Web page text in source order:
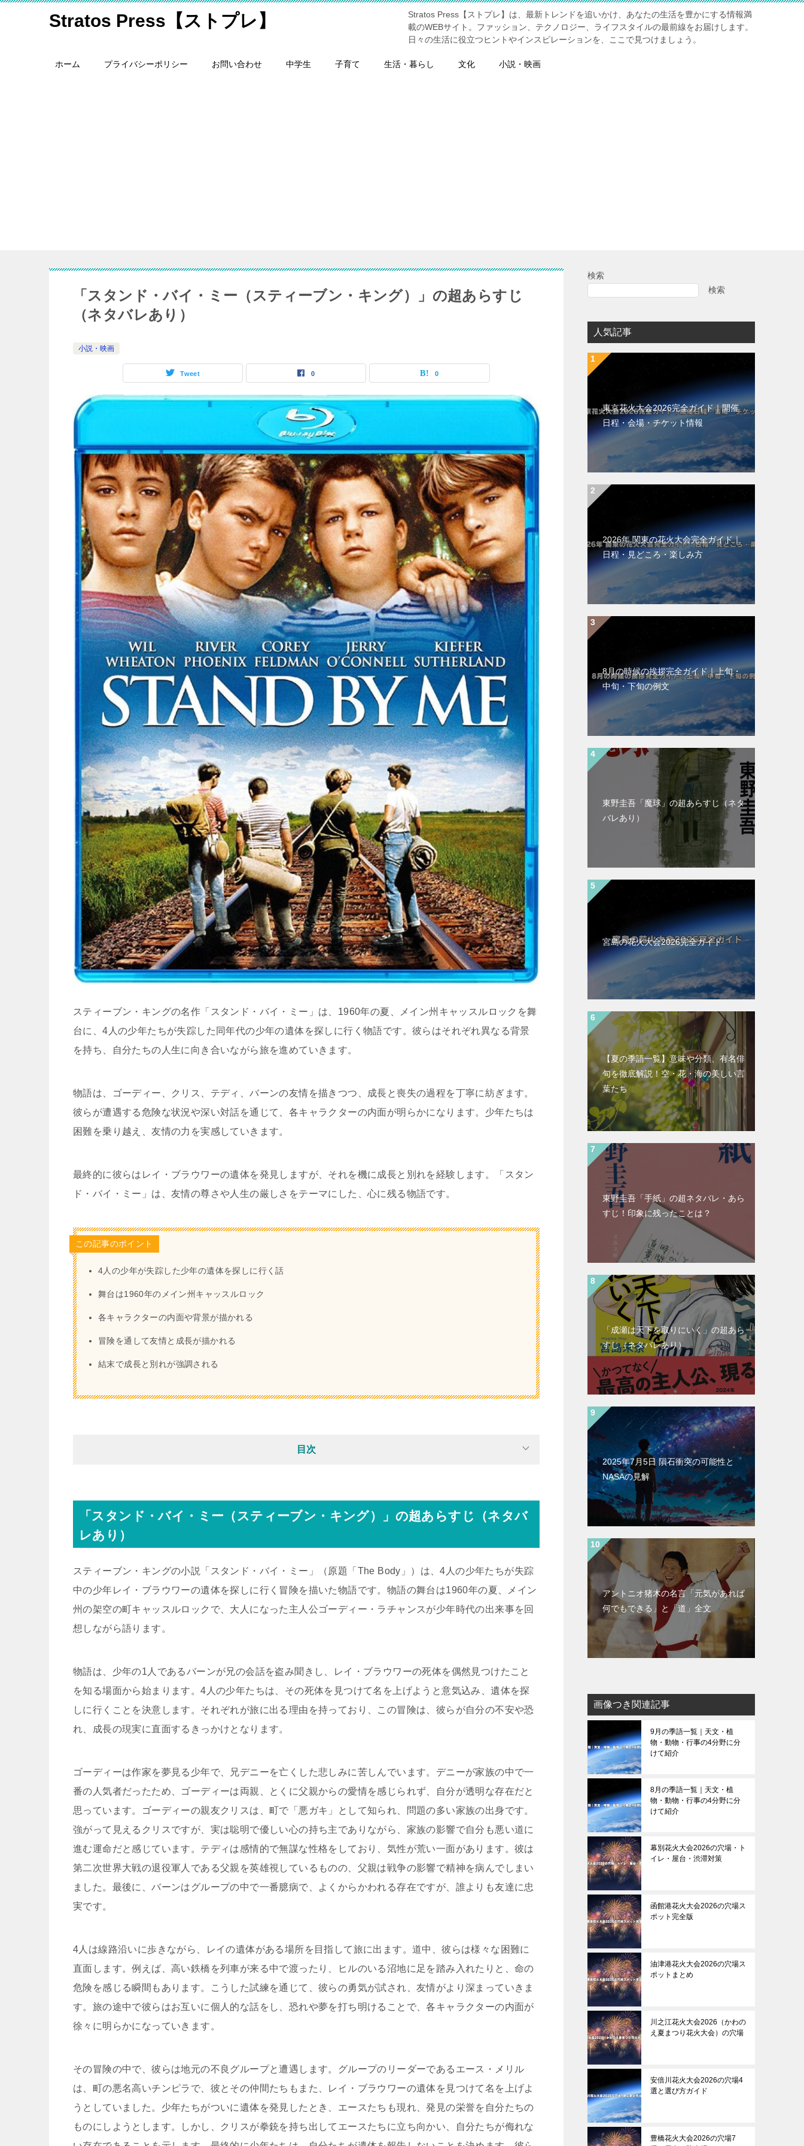
Stratos Press【ストプレ】
Stratos Press【ストプレ】は、最新トレンドを追いかけ、あなたの生活を豊かにする情報満
載のWEBサイト。ファッション、テクノロジー、ライフスタイルの最前線をお届けします。
日々の生活に役立つヒントやインスピレーションを、ここで見つけましょう。
ホーム プライバシーポリシー お問い合わせ 中学生 子育て 生活・暮らし 文化 小説・映画
「スタンド・バイ・ミー（スティーブン・キング）」の超あらすじ
（ネタバレあり）
小説・映画
Tweet 0 0
スティーブン・キングの名作「スタンド・バイ・ミー」は、1960年の夏、メイン州キャッスルロックを舞
台に、4人の少年たちが失踪した同年代の少年の遺体を探しに行く物語です。彼らはそれぞれ異なる背景
を持ち、自分たちの人生に向き合いながら旅を進めていきます。
物語は、ゴーディー、クリス、テディ、バーンの友情を描きつつ、成長と喪失の過程を丁寧に紡ぎます。
彼らが遭遇する危険な状況や深い対話を通じて、各キャラクターの内面が明らかになります。少年たちは
困難を乗り越え、友情の力を実感していきます。
最終的に彼らはレイ・ブラウワーの遺体を発見しますが、それを機に成長と別れを経験します。「スタン
ド・バイ・ミー」は、友情の尊さや人生の厳しさをテーマにした、心に残る物語です。
この記事のポイント
4人の少年が失踪した少年の遺体を探しに行く話
舞台は1960年のメイン州キャッスルロック
各キャラクターの内面や背景が描かれる
冒険を通して友情と成長が描かれる
結末で成長と別れが強調される
目次
「スタンド・バイ・ミー（スティーブン・キング）」の超あらすじ（ネタバ
レあり）
スティーブン・キングの小説「スタンド・バイ・ミー」（原題「The Body」）は、4人の少年たちが失踪
中の少年レイ・ブラウワーの遺体を探しに行く冒険を描いた物語です。物語の舞台は1960年の夏、メイン
州の架空の町キャッスルロックで、大人になった主人公ゴーディー・ラチャンスが少年時代の出来事を回
想しながら語ります。
物語は、少年の1人であるバーンが兄の会話を盗み聞きし、レイ・ブラウワーの死体を偶然見つけたこと
を知る場面から始まります。4人の少年たちは、その死体を見つけて名を上げようと意気込み、遺体を探
しに行くことを決意します。それぞれが旅に出る理由を持っており、この冒険は、彼らが自分の不安や恐
れ、成長の現実に直面するきっかけとなります。
ゴーディーは作家を夢見る少年で、兄デニーを亡くした悲しみに苦しんでいます。デニーが家族の中で一
番の人気者だったため、ゴーディーは両親、とくに父親からの愛情を感じられず、自分が透明な存在だと
思っています。ゴーディーの親友クリスは、町で「悪ガキ」として知られ、問題の多い家族の出身です。
強がって見えるクリスですが、実は聡明で優しい心の持ち主でありながら、家族の影響で自分も悪い道に
進む運命だと感じています。テディは感情的で無謀な性格をしており、気性が荒い一面があります。彼は
第二次世界大戦の退役軍人である父親を英雄視しているものの、父親は戦争の影響で精神を病んでしまい
ました。最後に、バーンはグループの中で一番臆病で、よくからかわれる存在ですが、誰よりも友達に忠
実です。
4人は線路沿いに歩きながら、レイの遺体がある場所を目指して旅に出ます。道中、彼らは様々な困難に
直面します。例えば、高い鉄橋を列車が来る中で渡ったり、ヒルのいる沼地に足を踏み入れたりと、命の
危険を感じる瞬間もあります。こうした試練を通じて、彼らの勇気が試され、友情がより深まっていきま
す。旅の途中で彼らはお互いに個人的な話をし、恐れや夢を打ち明けることで、各キャラクターの内面が
徐々に明らかになっていきます。
その冒険の中で、彼らは地元の不良グループと遭遇します。グループのリーダーであるエース・メリル
は、町の悪名高いチンピラで、彼とその仲間たちもまた、レイ・ブラウワーの遺体を見つけて名を上げよ
うとしていました。少年たちがついに遺体を発見したとき、エースたちも現れ、発見の栄誉を自分たちの
ものにしようとします。しかし、クリスが拳銃を持ち出してエースたちに立ち向かい、自分たちが侮れな
検索
検索
人気記事
東京花火大会2026完全ガイド｜開催
日程・会場・チケット情報
2026年 関東の花火大会完全ガイド｜
日程・見どころ・楽しみ方
8月の時候の挨拶完全ガイド｜上旬・
中旬・下旬の例文
東野圭吾「魔球」の超あらすじ（ネタ
バレあり）
宮島の花火大会2026完全ガイド
【夏の季語一覧】意味や分類、有名俳
句を徹底解説！空・花・海の美しい言
葉たち
東野圭吾「手紙」の超ネタバレ・あら
すじ！印象に残ったことは？
「成瀬は天下を取りにいく」の超あら
すじ（ネタバレあり）
2025年7月5日 隕石衝突の可能性と
NASAの見解
アントニオ猪木の名言「元気があれば
何でもできる」と「道」全文
画像つき関連記事
9月の季語一覧｜天文・植
物・動物・行事の4分野に分
けて紹介
8月の季語一覧｜天文・植
物・動物・行事の4分野に分
けて紹介
幕別花火大会2026の穴場・ト
イレ・屋台・渋滞対策
函館港花火大会2026の穴場ス
ポット完全版
油津港花火大会2026の穴場ス
ポットまとめ
川之江花火大会2026（かわの
え夏まつり花火大会）の穴場
安倍川花火大会2026の穴場4
選と選び方ガイド
豊橋花火大会2026の穴場7